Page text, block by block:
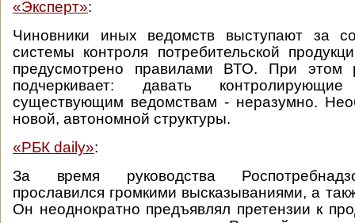
«Эксперт»:
Чиновники иных ведомств выступают за
системы контроля потребительской
предусмотрено правилами ВТО. При этом
подчеркивает: давать
существующим ведомствам - неразумно.
новой, автономной структуры.
«РБК daily»:
За время руководства
прославился громкими высказываниями, а
Он неоднократно предъявлял претензии к